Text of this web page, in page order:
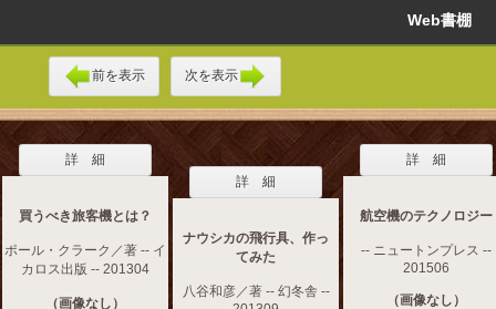
Web書棚
前を表示 次を表示
詳 細
買うべき旅客機とは？
ポール・クラーク／著 -- イ
カロス出版 -- 201304
（画像なし）
詳 細
ナウシカの飛行具、作っ
てみた
八谷和彦／著 -- 幻冬舎 --
詳 細
航空機のテクノロジー
-- ニュートンプレス --
201506
（画像なし）